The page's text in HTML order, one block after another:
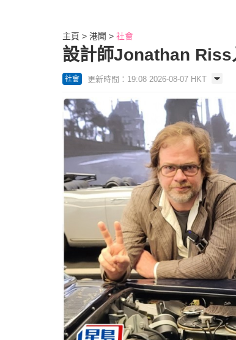
主頁 港聞 社會
設計師Jonathan Riss
社會 更新時間：19:08 2026-08-07 HKT